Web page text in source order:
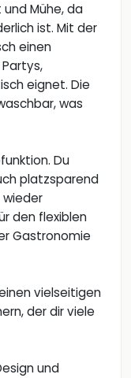
Mühe, da
ist. Mit der
einen
eignet. Die
was
Du
platzsparend
wieder
den flexiblen
Gastronomie
vielseitigen
der dir viele
und